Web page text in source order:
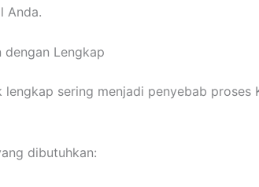
Anda.
dengan Lengkap
sering menjadi penyebab proses
dibutuhkan: